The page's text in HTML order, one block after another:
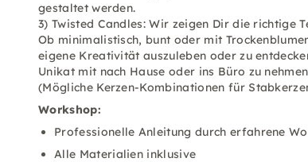
gestaltet werden.
3) Twisted Candles: Wir zeigen Dir die richtige
Ob minimalistisch, bunt oder mit
eigene Kreativität auszuleben oder zu
Unikat mit nach Hause oder ins Büro zu
(Mögliche Kerzen-Kombinationen für
Workshop:
Professionelle Anleitung durch erfahrene
Alle Materialien inklusive